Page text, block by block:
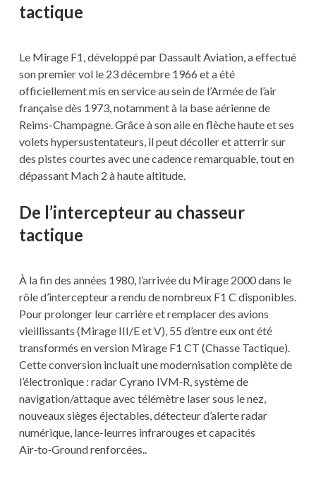
tactique
Le Mirage F1, développé par Dassault Aviation, a effectué
son premier vol le 23 décembre 1966 et a été
officiellement mis en service au sein de l’Armée de l’air
française dès 1973, notamment à la base aérienne de
Reims-Champagne. Grâce à son aile en flèche haute et ses
volets hypersustentateurs, il peut décoller et atterrir sur
des pistes courtes avec une cadence remarquable, tout en
dépassant Mach 2 à haute altitude.
De l’intercepteur au chasseur
tactique
À la fin des années 1980, l’arrivée du Mirage 2000 dans le
rôle d’intercepteur a rendu de nombreux F1 C disponibles.
Pour prolonger leur carrière et remplacer des avions
vieillissants (Mirage III/E et V), 55 d’entre eux ont été
transformés en version Mirage F1 CT (Chasse Tactique).
Cette conversion incluait une modernisation complète de
l’électronique : radar Cyrano IVM‑R, système de
navigation/attaque avec télémètre laser sous le nez,
nouveaux sièges éjectables, détecteur d’alerte radar
numérique, lance-leurres infrarouges et capacités
Air‑to‑Ground renforcées..